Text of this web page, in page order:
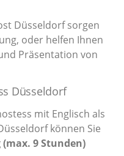
Düsseldorf sorgen
oder helfen Ihnen
Präsentation von
Düsseldorf
mit Englisch als
können Sie
(max. 9 Stunden)